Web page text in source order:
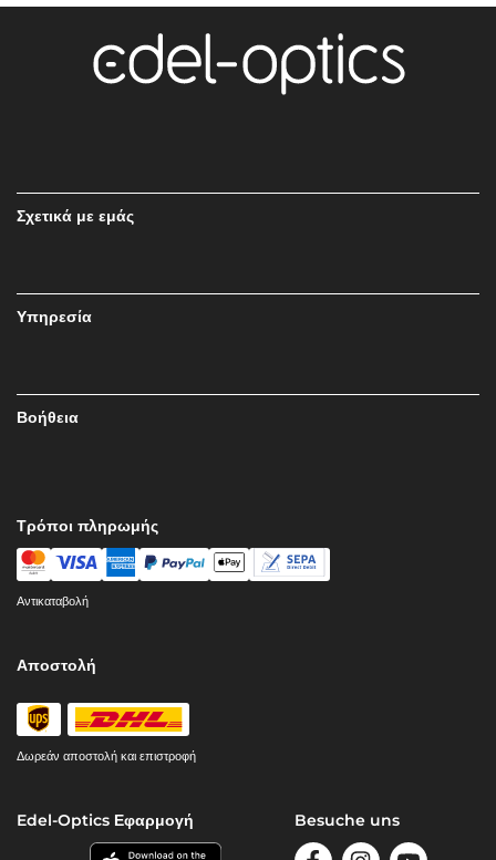
Σχετικά με εμάς
Υπηρεσία
Βοήθεια
Τρόποι πληρωμής
Αντικαταβολή
Αποστολή
Δωρεάν αποστολή και επιστροφή
Edel-Optics Εφαρμογή Besuche uns